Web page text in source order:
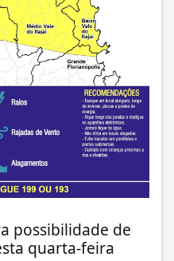
possibilidade de
quarta-feira